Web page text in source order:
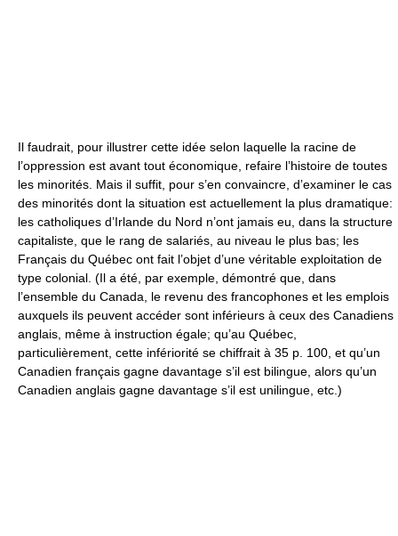
Il faudrait, pour illustrer cette idée selon laquelle la racine de
l’oppression est avant tout économique, refaire l’histoire de toutes
les minorités. Mais il suffit, pour s’en convaincre, d’examiner le cas
des minorités dont la situation est actuellement la plus dramatique:
les catholiques d’Irlande du Nord n’ont jamais eu, dans la structure
capitaliste, que le rang de salariés, au niveau le plus bas; les
Français du Québec ont fait l’objet d’une véritable exploitation de
type colonial. (Il a été, par exemple, démontré que, dans
l’ensemble du Canada, le revenu des francophones et les emplois
auxquels ils peuvent accéder sont inférieurs à ceux des Canadiens
anglais, même à instruction égale; qu’au Québec,
particulièrement, cette infériorité se chiffrait à 35 p. 100, et qu’un
Canadien français gagne davantage s’il est bilingue, alors qu’un
Canadien anglais gagne davantage s’il est unilingue, etc.)